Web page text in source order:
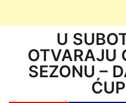
U
OTVARAJU
SEZONU –